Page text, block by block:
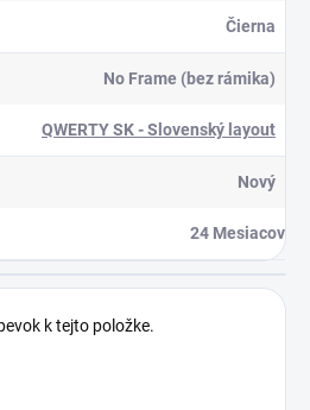
Čierna
No Frame (bez rámika)
QWERTY SK - Slovenský layout
Nový
24 Mesiacov
k tejto položke.